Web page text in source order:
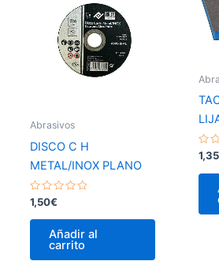
Abrasivos
DISCO C H
METAL/INOX PLANO
Valorado
con
0
1,50€
Añadir al
carrito
con
0
1,35